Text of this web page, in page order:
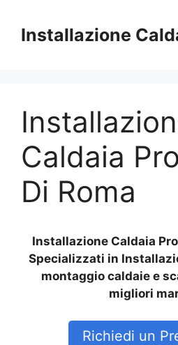
contenuto
Installazione
Caldaia
Di Roma
Installazione Caldaia
Specializzati in
montaggio caldaie e
migliori
Richiedi un